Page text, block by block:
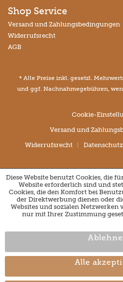
Shop Service
Versand und Zahlungsbedingungen
Widerrufsrecht
AGB
* Alle Preise inkl. gesetzl.
und ggf. Nachnahmegebühren,
Cookie-
Versand und
Widerrufsrecht Datenschutz
Diese Website benutzt Cookies, die
Website erforderlich sind und
Cookies, die den Komfort bei
der Direktwerbung dienen oder
Websites und sozialen Netzwerken
nur mit Ihrer Zustimmung
Alle